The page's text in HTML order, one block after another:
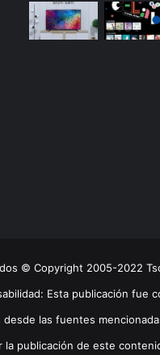
© Copyright 2005-2022
Esta publicación
las fuentes
publicación de este